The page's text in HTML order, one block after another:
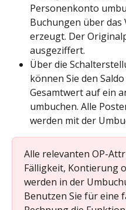
Personenkonto
Buchungen über
erzeugt. Der
ausgeziffert.
Über die
können Sie den
Gesamtwert auf ein
umbuchen. Alle
werden mit der
Alle relevanten OP-
Fälligkeit, Kontierung
werden in der
Benutzen Sie für eine